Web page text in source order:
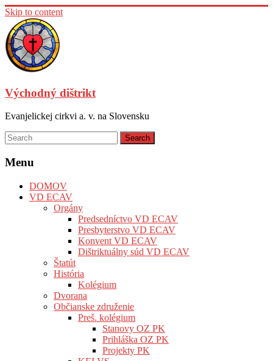
Skip to content
Východný dištrikt
Evanjelickej cirkvi a. v. na Slovensku
Menu
DOMOV
VD ECAV
Orgány
Predsedníctvo VD ECAV
Presbyterstvo VD ECAV
Konvent VD ECAV
Dištriktuálny súd VD ECAV
Štatút
História
Kolégium
Dvorana
Občianske združenie
Preš. kolégium
Stanovy OZ PK
Prihláška OZ PK
Projekty PK